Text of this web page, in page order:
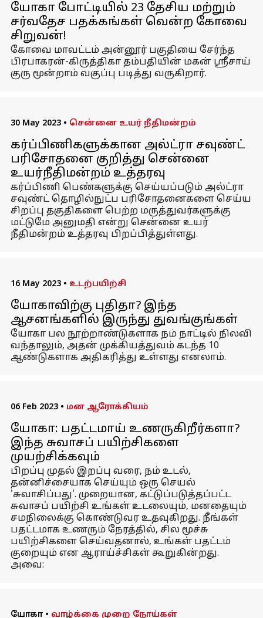
யோகா போட்டியில் 23 தேசிய மற்றும்
சர்வதேச பதக்கங்கள் வென்ற கோவை
சிறுவன்!
கோவை மாவட்டம் அன்னூர் பகுதியை சேர்ந்த
பிரபாகரன்-கிருத்திகா தம்பதியின் மகன் ஸ்ரீசாய்
குரு மூன்றாம் வகுப்பு படித்து வருகிறார்.
30 May 2023 • சென்னை உயர் நீதிமன்றம்
கர்ப்பிணிகளுக்கான அல்ட்ரா சவுண்ட்
பரிசோதனை குறித்து சென்னை
உயர்நீதிமன்றம் உத்தரவு
கர்ப்பிணி பெண்களுக்கு செய்யப்படும் அல்ட்ரா
சவுண்ட் தொழில்நுட்ப பரிசோதனைகளை செய்ய
சிறப்பு தகுதிகளை பெற்ற மருத்துவர்களுக்கு
மட்டுமே அனுமதி என்று சென்னை உயர்
நீதிமன்றம் உத்தரவு பிறப்பித்துள்ளது.
16 May 2023 • உடற்பயிற்சி
யோகாவிற்கு புதிதா? இந்த
ஆசனங்களில் இருந்து துவங்குங்கள்
யோகா பல நூற்றாண்டுகளாக நம் நாட்டில் நிலவி
வந்தாலும், அதன் முக்கியத்துவம் கடந்த 10
ஆண்டுகளாக அதிகரித்து உள்ளது எனலாம்.
06 Feb 2023 • மன ஆரோக்கியம்
யோகா: பதட்டமாய் உணருகிறீர்களா?
இந்த சுவாசப் பயிற்சிகளை
முயற்சிக்கவும்
பிறப்பு முதல் இறப்பு வரை, நம் உடல்,
தன்னிச்சையாக செய்யும் ஒரு செயல்
'சுவாசிப்பது'. முறையான, கட்டுப்படுத்தப்பட்ட
சுவாசப் பயிற்சி உங்கள் உடலையும், மனதையும்
சமநிலைக்கு கொண்டுவர உதவுகிறது. நீங்கள்
பதட்டமாக உணரும் நேரத்தில், சில மூச்சு
பயிற்சிகளை செய்வதனால், உங்கள் பதட்டம்
குறையும் என ஆராய்ச்சிகள் கூறுகின்றது.
அவை:
யோகா • வாழ்க்கை முறை நோய்கள்